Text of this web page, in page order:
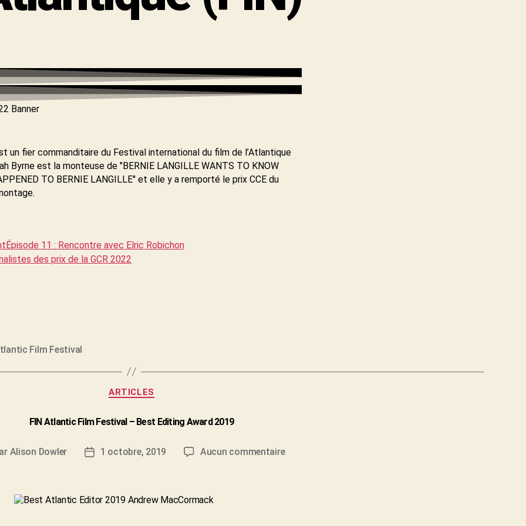
un fier commanditaire du Festival international du film de l’Atlantique
Byrne est la monteuse de "BERNIE LANGILLE WANTS TO KNOW
TO BERNIE LANGILLE'' et elle y a remporté le prix CCE du
Épisode 11 : Rencontre avec Elric Robichon
des prix de la GCR 2022
Film Festival
Catégories
ARTICLES
FIN Atlantic Film Festival – Best Editing Award 2019
Alison Dowler
Date1 octobre, 2019 Aucun commentairesur